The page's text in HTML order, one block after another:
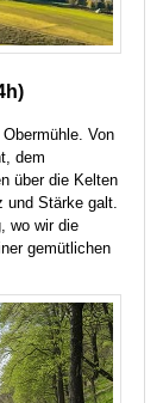
Von
dem
über die Kelten
Stärke galt.
wo wir die
gemütlichen